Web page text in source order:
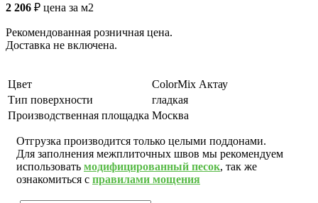
2 206 ₽ цена за м2
Рекомендованная розничная цена.
Доставка не включена.
Цвет
ColorMix Актау
Тип поверхности
гладкая
Производственная площадка Москва
Отгрузка производится только целыми поддонами.
Для заполнения межплиточных швов мы рекомендуем
использовать модифицированный песок, так же
ознакомиться с правилами мощения